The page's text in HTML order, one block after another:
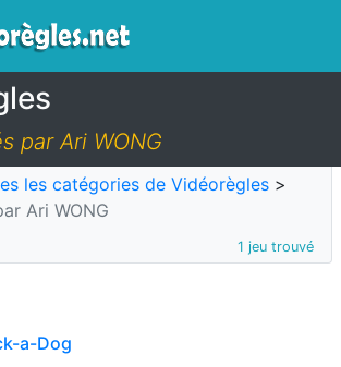
par Ari WONG
les catégories de Vidéorègles >
Ari WONG
1 jeu trouvé
a-Dog